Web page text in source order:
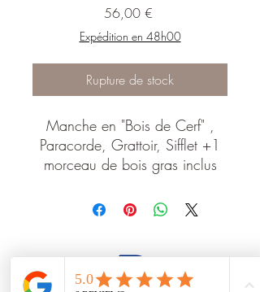
56,00 €Prix
Expédition en 48h00
Rupture de stock
Manche en "Bois de Cerf" ,
Paracorde, Grattoir, Sifflet +1
morceau de bois gras inclus